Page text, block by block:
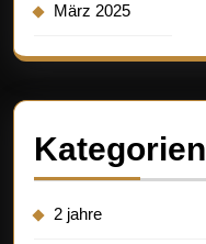
März 2025
Kategorien
2 jahre